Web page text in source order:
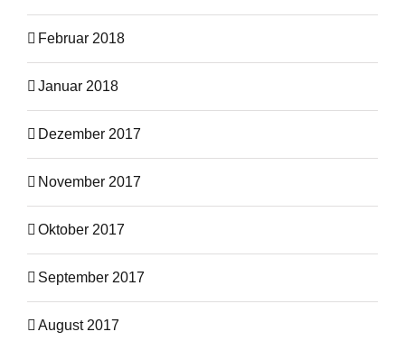
Februar 2018
Januar 2018
Dezember 2017
November 2017
Oktober 2017
September 2017
August 2017